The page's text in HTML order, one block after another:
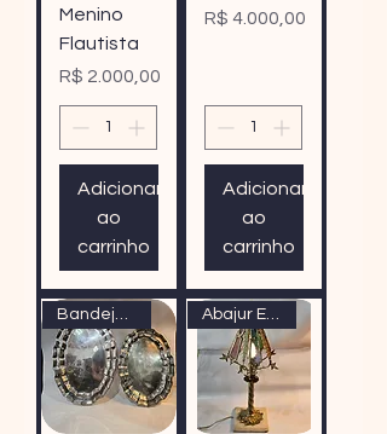
Menino
Flautista
Preço
R$ 2.000,00
Adicionar
ao
carrinho
Preço
R$ 4.000,00
Adicionar
ao
carrinho